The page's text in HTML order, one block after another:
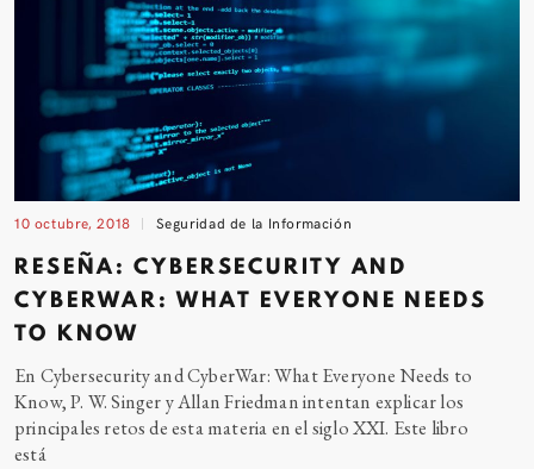
10 octubre, 2018 Seguridad de la Información
RESEÑA: CYBERSECURITY AND
CYBERWAR: WHAT EVERYONE NEEDS
TO KNOW
En Cybersecurity and CyberWar: What Everyone Needs to
Know, P. W. Singer y Allan Friedman intentan explicar los
principales retos de esta materia en el siglo XXI. Este libro
está